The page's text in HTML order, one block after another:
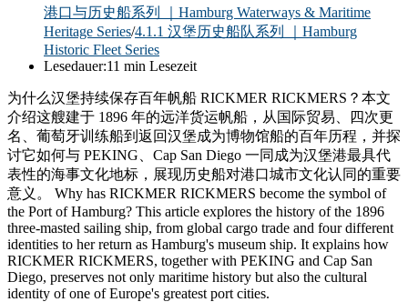
港口与历史船系列 ｜Hamburg Waterways & Maritime
Heritage Series/4.1.1 汉堡历史船队系列 ｜Hamburg
Historic Fleet Series
Lesedauer:11 min Lesezeit
为什么汉堡持续保存百年帆船 RICKMER RICKMERS？本文
介绍这艘建于 1896 年的远洋货运帆船，从国际贸易、四次更
名、葡萄牙训练船到返回汉堡成为博物馆船的百年历程，并探
讨它如何与 PEKING、Cap San Diego 一同成为汉堡港最具代
表性的海事文化地标，展现历史船对港口城市文化认同的重要
意义。 Why has RICKMER RICKMERS become the symbol of
the Port of Hamburg? This article explores the history of the 1896
three-masted sailing ship, from global cargo trade and four different
identities to her return as Hamburg's museum ship. It explains how
RICKMER RICKMERS, together with PEKING and Cap San
Diego, preserves not only maritime history but also the cultural
identity of one of Europe's greatest port cities.